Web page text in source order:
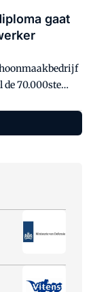
gaat
70.000ste
Het was
de uitreiking
van de
diploma